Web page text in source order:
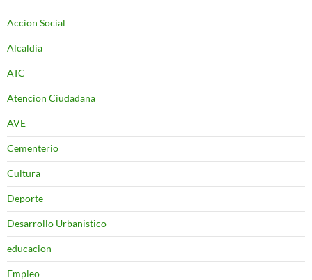
Accion Social
Alcaldia
ATC
Atencion Ciudadana
AVE
Cementerio
Cultura
Deporte
Desarrollo Urbanistico
educacion
Empleo